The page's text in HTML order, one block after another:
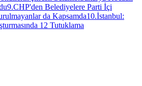
9.CHP'den Belediyelere Parti İçi
da Kapsamda10.İstanbul:
12 Tutuklama